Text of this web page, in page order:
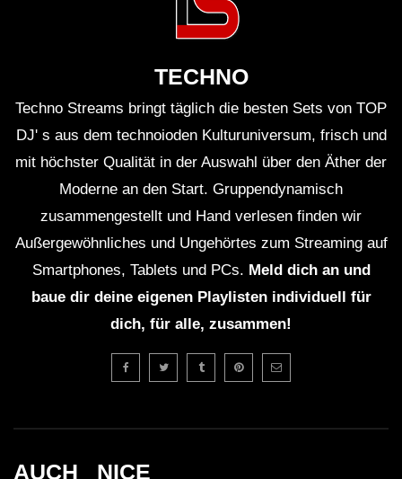
TECHNO
Techno Streams bringt täglich die besten Sets von TOP
DJ' s aus dem technoioden Kulturuniversum, frisch und
mit höchster Qualität in der Auswahl über den Äther der
Moderne an den Start. Gruppendynamisch
zusammengestellt und Hand verlesen finden wir
Außergewöhnliches und Ungehörtes zum Streaming auf
Smartphones, Tablets und PCs. Meld dich an und
baue dir deine eigenen Playlisten individuell für
dich, für alle, zusammen!
AUCH _NICE